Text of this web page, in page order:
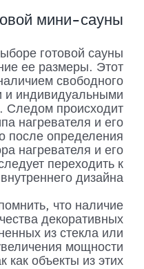
мини-сауны
готовой сауны
ее размеры. Этот
свободного
и индивидуальными
Следом происходит
нагревателя и его
после определения
нагревателя и его
переходить к
дизайна.
что наличие
декоративных
из стекла или
мощности
как объекты из этих